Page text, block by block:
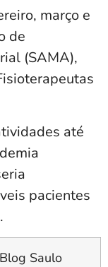
março e
de
(SAMA),
até
pacientes
Saulo